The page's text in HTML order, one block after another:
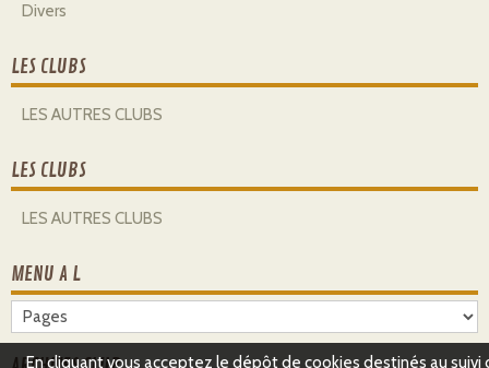
Divers
LES CLUBS
LES AUTRES CLUBS
LES CLUBS
LES AUTRES CLUBS
MENU A L
En cliquant vous acceptez le dépôt de cookies destinés au suivi